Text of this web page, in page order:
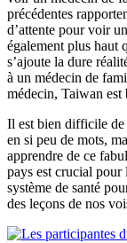
précédentes
d’attente pour voir
également plus haut
s’ajoute la dure
à un médecin de
médecin, Taiwan est
Il est bien difficile de
en si peu de mots,
apprendre de ce
pays est crucial pour
système de santé
des leçons de nos